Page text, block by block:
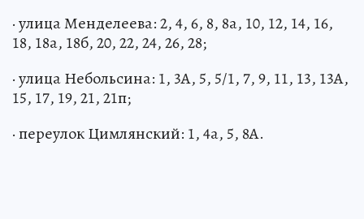
· улица Менделеева: 2, 4, 6, 8, 8а, 10, 12, 14, 16,
18, 18а, 18б, 20, 22, 24, 26, 28;
· улица Небольсина: 1, 3А, 5, 5/1, 7, 9, 11, 13, 13А,
15, 17, 19, 21, 21п;
· переулок Цимлянский: 1, 4а, 5, 8А.